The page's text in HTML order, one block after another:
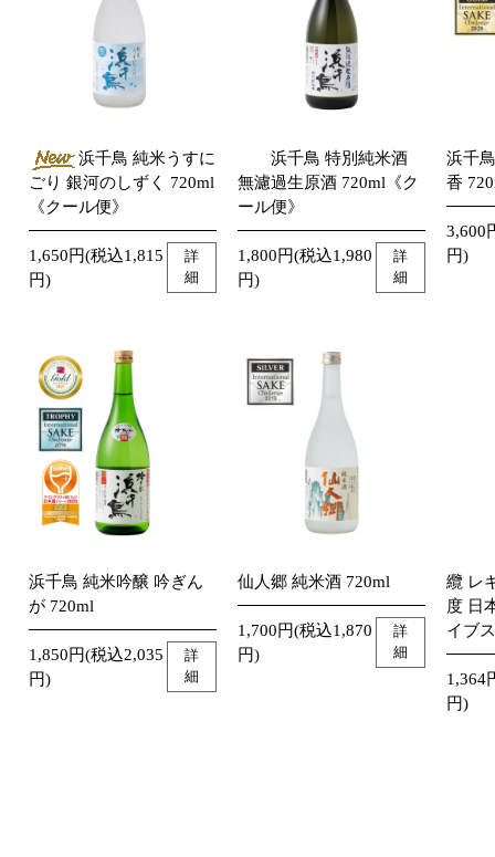
浜千鳥 純米うすに
ごり 銀河のしずく 720ml
《クール便》
1,650円(税込1,815
円)
詳
細
浜千鳥 特別純米酒
無濾過生原酒 720ml《ク
ール便》
1,800円(税込1,980
円)
詳
細
浜千
香
3,600
円)
浜千鳥 純米吟醸 吟ぎん
が 720ml
1,850円(税込2,035
円)
詳
細
仙人郷 純米酒 720ml
1,700円(税込1,870
円)
詳
細
纜 レ
度 日
イブ
1,364
円)